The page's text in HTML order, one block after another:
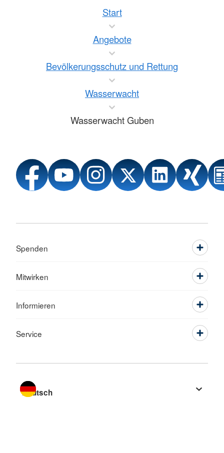
Start
Angebote
Bevölkerungsschutz und Rettung
Wasserwacht
Wasserwacht Guben
Spenden
Mitwirken
Informieren
Service
Sprache wechseln zu